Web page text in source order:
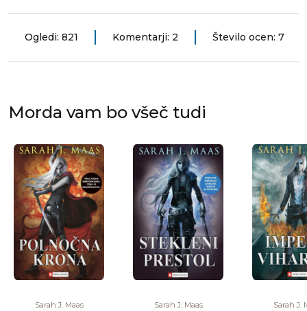
Ogledi: 821 Komentarji: 2 Število ocen: 7
Morda vam bo všeč tudi
Sarah J. Maas Sarah J. Maas Sarah J.